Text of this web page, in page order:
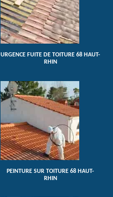
URGENCE FUITE DE TOITURE 68 HAUT-
RHIN
PEINTURE SUR TOITURE 68 HAUT-
RHIN